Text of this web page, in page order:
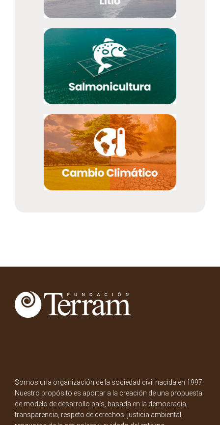
Somos una organización de la sociedad civil nacida en 1997.
Nuestro propósito es aportar a la creación de una propuesta
de modelo de desarrollo país, basada en la democracia,
transparencia, respeto de derechos, justicia ambiental,